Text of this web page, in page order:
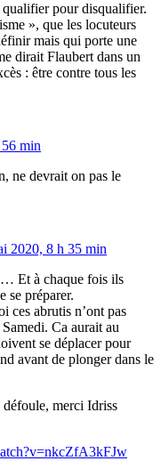
pour disqualifier.
», que les locuteurs
mais qui porte une
dirait Flaubert dans un
: être contre tous les
min
ne devrait on pas le
2020, 8 h 35 min
Et à chaque fois ils
se préparer.
ces abrutis n’ont pas
Ca aurait au
se déplacer pour
avant de plonger dans le
merci Idriss